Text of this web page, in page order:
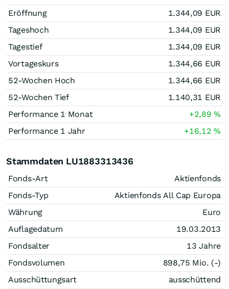
Eröffnung
1.344,09 EUR
Tageshoch
1.344,09 EUR
Tagestief
1.344,09 EUR
Vortageskurs
1.344,66 EUR
52-Wochen Hoch
1.344,66 EUR
52-Wochen Tief
1.140,31 EUR
Performance 1 Monat
+2,89%
Performance 1 Jahr
+16,12%
Stammdaten LU1883313436
Fonds-Art
Aktienfonds
Fonds-Typ
Aktienfonds All Cap Europa
Währung
Euro
Auflagedatum
19.03.2013
Fondsalter
13 Jahre
Fondsvolumen
898,75 Mio. (-)
Ausschüttungsart
ausschüttend